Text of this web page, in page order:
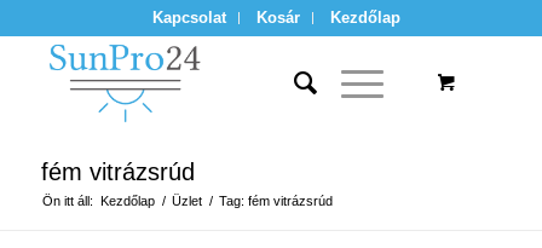
Kapcsolat Kosár Kezdőlap
fém vitrázsrúd
Ön itt áll: Kezdőlap / Üzlet / Tag: fém vitrázsrúd